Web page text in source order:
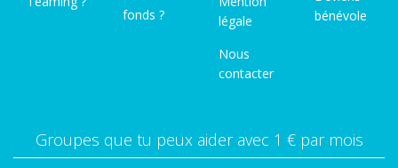
fonds ?
légale
Nous
contacter
bénévole
Groupes que tu peux aider avec 1 € par mois